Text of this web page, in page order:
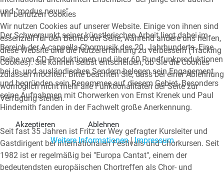
und "modus novus".
Der Schwerpunkt seiner künstlerischen Arbeit liegt dabei im
Bereich der A-cappella-Chormusik des 20. Jahrhunderts. Eine
Reihe von CD-Produktionen und über 60 Rundfunkproduktionen
bei in- und ausländischen Sendern belegen sein Engagement
und begründen sein Renommee auf diesem Gebiet. Besonders
seine Aufnahmen mit Chorwerken von Ernst Krenek und Paul
Hindemith fanden in der Fachwelt große Anerkennung.
Seit fast 35 Jahren ist Fritz ter Wey gefragter Kursleiter und
Gastdirigent bei internationalen Festivals und Chorkursen. Seit
1982 ist er regelmäßig bei "Europa Cantat", einem der
bedeutendsten europäischen Chortreffen als Chor- und
Wir benutzen Cookies
Wir nutzen Cookies auf unserer Website. Einige von ihnen sind
essenziell für den Betrieb der Seite, während andere uns helfen,
diese Website und die Nutzererfahrung zu verbessern (Tracking
Cookies). Sie können selbst entscheiden, ob Sie die Cookies
zulassen möchten. Bitte beachten Sie, dass bei einer Ablehnung
womöglich nicht mehr alle Funktionalitäten der Seite zur
Verfügung stehen.
Akzeptieren Ablehnen
Weitere Informationen|Impressum